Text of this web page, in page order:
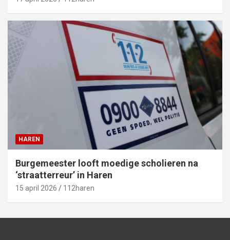
HAREN
Burgemeester looft moedige scholieren na
‘straatterreur’ in Haren
15 april 2026 112haren